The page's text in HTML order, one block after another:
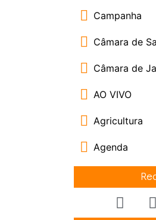
Campanha
Câmara de
Câmara de
AO VIVO
Agricultura
Agenda